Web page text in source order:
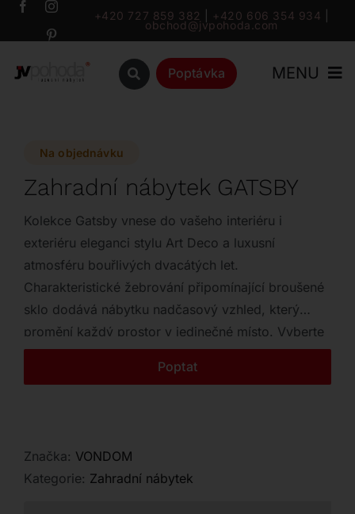
Přeskočit
+420 727 859 382 +420 606 354 934
obchod@jvpohoda.com
Poptávka MENU
Katalog
Značky
Outlet
Kontakt
Na objednávku
Zahradní nábytek GATSBY
Kolekce Gatsby vnese do vašeho interiéru i
exteriéru eleganci stylu Art Deco a luxusní
atmosféru bouřlivých dvacátých let.
Charakteristické žebrování připomínající broušené
sklo dodává nábytku nadčasový vzhled, který
promění každý prostor v jedinečné místo. Vyberte
si z široké škály prvků od sedacích souprav po
stylové lampy a květináče přímo na našem
Poptat
Značka: VONDOM
Kategorie: Zahradní nábytek